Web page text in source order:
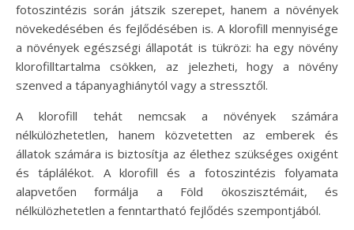
fotoszintézis során játszik szerepet, hanem a növények
növekedésében és fejlődésében is. A klorofill mennyisége
a növények egészségi állapotát is tükrözi: ha egy növény
klorofilltartalma csökken, az jelezheti, hogy a növény
szenved a tápanyaghiánytól vagy a stressztől.
A klorofill tehát nemcsak a növények számára
nélkülözhetetlen, hanem közvetetten az emberek és
állatok számára is biztosítja az élethez szükséges oxigént
és táplálékot. A klorofill és a fotoszintézis folyamata
alapvetően formálja a Föld ökoszisztémáit, és
nélkülözhetetlen a fenntartható fejlődés szempontjából.